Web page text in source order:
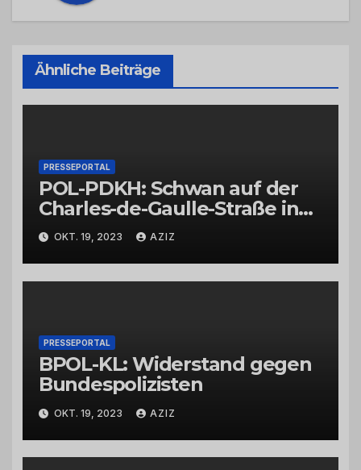
Ähnliche Beiträge
PRESSEPORTAL
POL-PDKH: Schwan auf der
Charles-de-Gaulle-Straße in
Bad Kreuznach beeinflusst
Feierabendverkehr
OKT. 19, 2023 AZIZ
PRESSEPORTAL
BPOL-KL: Widerstand gegen
Bundespolizisten
OKT. 19, 2023 AZIZ